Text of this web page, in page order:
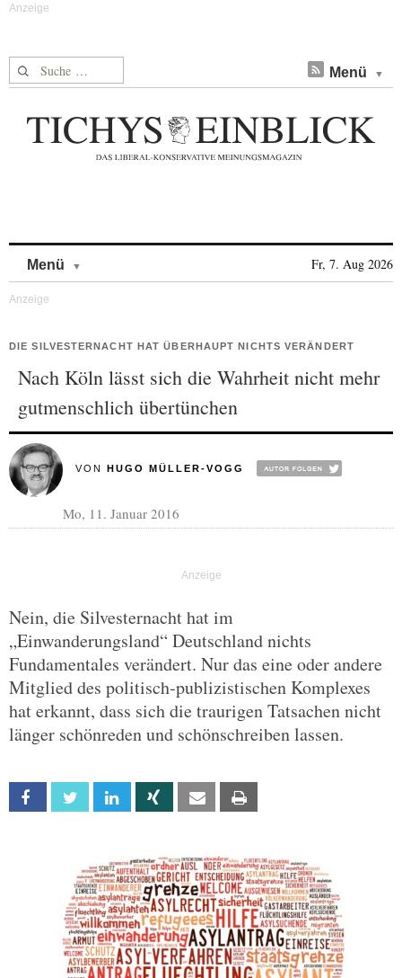
Suche nach: Menü
Menü Fr, 7. Aug 2026
DIE SILVESTERNACHT HAT ÜBERHAUPT NICHTS VERÄNDERT
Nach Köln lässt sich die Wahrheit nicht mehr
gutmenschlich übertünchen
VON HUGO MÜLLER-VOGG
Mo, 11. Januar 2016
Nein, die Silvesternacht hat im
„Einwanderungsland“ Deutschland nichts
Fundamentales verändert. Nur das eine oder andere
Mitglied des politisch-publizistischen Komplexes
hat erkannt, dass sich die traurigen Tatsachen nicht
länger schönreden und schönschreiben lassen.
Facebook Twitter Linkedin Xing Email